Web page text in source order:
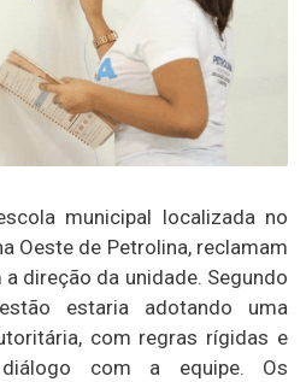
municipal localizada no
Oeste de Petrolina, reclamam
direção da unidade. Segundo
estaria adotando uma
com regras rígidas e
com a equipe. Os